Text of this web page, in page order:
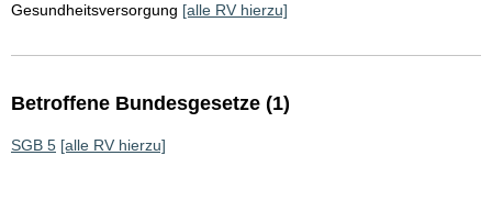
Gesundheitsversorgung [alle RV hierzu]
Betroffene Bundesgesetze (1)
SGB 5 [alle RV hierzu]